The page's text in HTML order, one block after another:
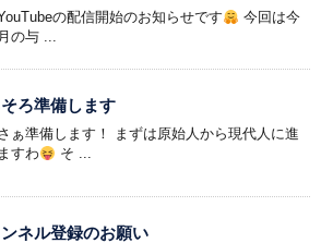
の配信開始のお知らせです
今回は今
の与 ...
ろ準備します
ぁ準備します！ まずは原始人から現代人に進
すわ
そ ...
ネル登録のお願い